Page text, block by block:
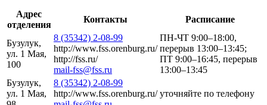
Адрес
отделения
Контакты Расписание
Бузулук,
ул. 1 Мая,
100
8 (35342) 2-08-99
http://www.fss.orenburg.ru/
http://fss.ru/
mail-fss@fss.ru
ПН-ЧТ 9:00–18:00,
перерыв 13:00–13:45;
ПТ 9:00–16:45, перерыв
13:00–13:45
Бузулук,
ул. 1 Мая,
8 (35342) 2-08-99
http://www.fss.orenburg.ru/ уточняйте по телефону